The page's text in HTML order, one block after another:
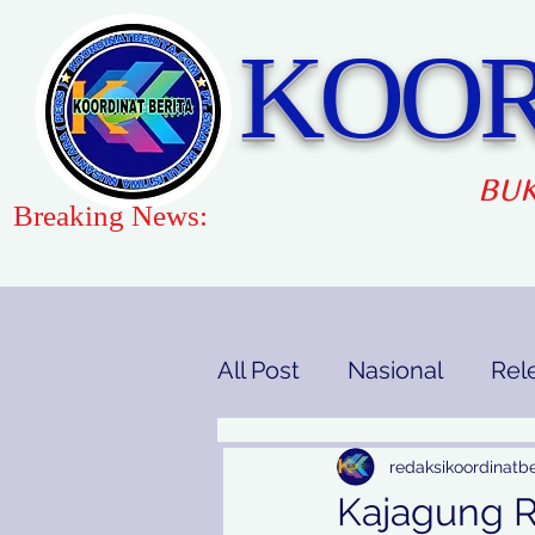
Breaking News:
All Post Nasional
Gaya Hidup
Kajagung